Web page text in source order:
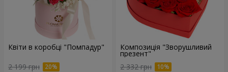
Квіти в коробці "Помпадур"
2 199 грн
Композиція "Зворушливий
презент"
2 332 грн